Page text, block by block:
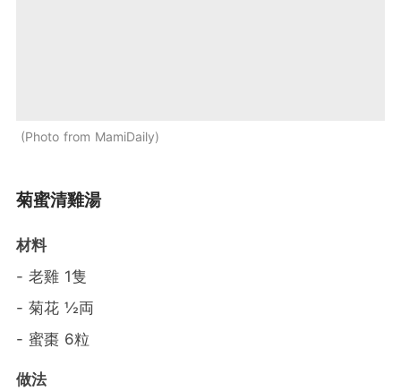
Photo from MamiDaily
菊蜜清雞湯
材料
- 老雞 1隻
- 菊花 ½両
- 蜜棗 6粒
做法